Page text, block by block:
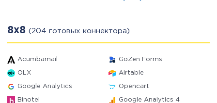
8x8 (204 готовых коннектора)
Acumbamail GoZen Forms
OLX Airtable
Google Analytics Opencart
Binotel Google Analytics 4